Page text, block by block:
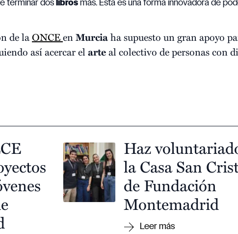
terminar dos libros más. Esta es una forma innovadora de
de laONCEenMurciaha supuesto un gran apoyo
así acercar elarteal colectivo de personas con
Haz
la Casa San
de Fundación
Montemadrid